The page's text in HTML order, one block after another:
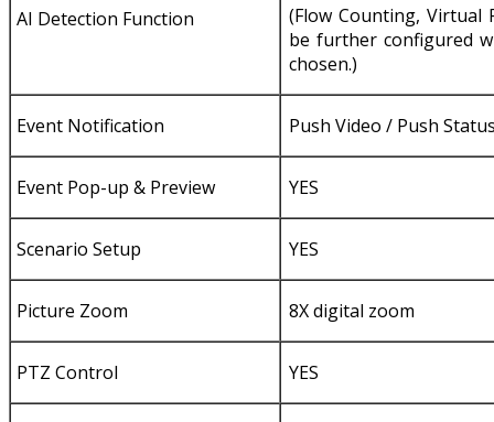
AI Detection Function
(Flow Counting, Virtual
be further configured
chosen.)
Event Notification Push Video / Push
Event Pop-up & Preview YES
Scenario Setup YES
Picture Zoom 8X digital zoom
PTZ Control YES